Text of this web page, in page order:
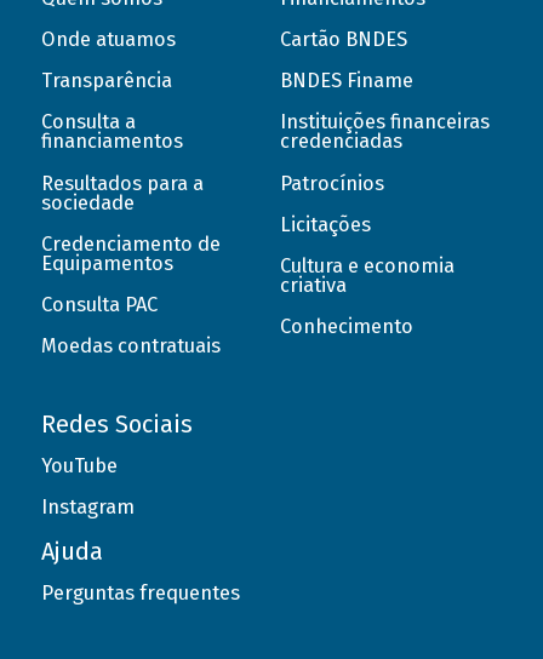
Onde atuamos
Transparência
Consulta a
financiamentos
Resultados para a
sociedade
Credenciamento de
Equipamentos
Consulta PAC
Moedas contratuais
Cartão BNDES
BNDES Finame
Instituições financeiras
credenciadas
Patrocínios
Licitações
Cultura e economia
criativa
Conhecimento
Redes Sociais
YouTube
Instagram
Ajuda
Perguntas frequentes